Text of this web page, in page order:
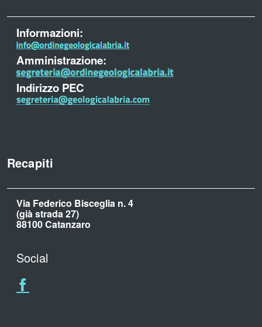
Informazioni:
Amministrazione:
Indirizzo PEC
Recapiti
Via Federico Bisceglia n. 4
(già strada 27)
88100 Catanzaro
Social